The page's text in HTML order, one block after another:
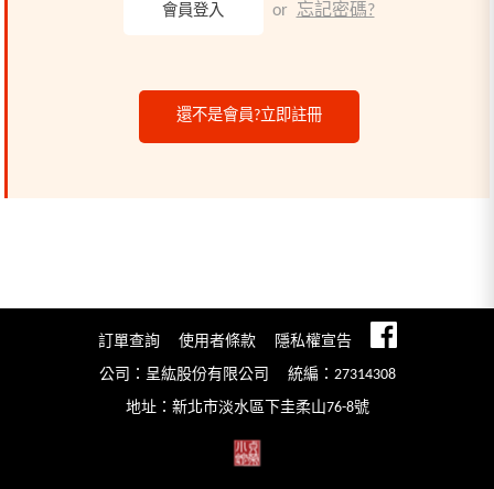
or 忘記密碼?
還不是會員?立即註冊
訂單查詢 使用者條款
隱私權宣告
公司：呈紘股份有限公司
統編：27314308
地址：新北市淡水區下圭柔山76-8號